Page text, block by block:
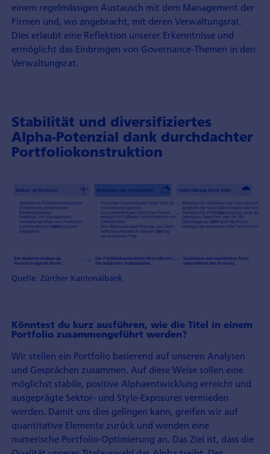
einem regelmässigen Austausch mit dem Management der
Firmen und, wo angebracht, mit deren Verwaltungsrat.
Dies erlaubt eine Reflektion unserer Erkenntnisse und
ermöglicht das Einbringen von Governance-Themen in den
Verwaltungsrat.
Stabilität und diversifiziertes
Alpha-Potenzial dank durchdachter
Portfoliokonstruktion
Quelle: Zürcher Kantonalbank
Könntest du kurz ausführen, wie die Titel in einem
Portfolio zusammengeführt werden?
Wir stellen ein Portfolio basierend auf unseren Analysen
und Gesprächen zusammen. Auf diese Weise sollen eine
möglichst stabile, positive Alphaentwicklung erreicht und
ausgeprägte Sektor- und Style-Exposures vermieden
werden. Damit uns dies gelingen kann, greifen wir auf
quantitative Elemente zurück und wenden eine
numerische Portfolio-Optimierung an. Das Ziel ist, dass die